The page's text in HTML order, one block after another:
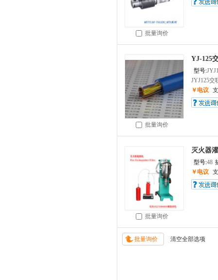
批量询价
批量询价
YJ-125
型号:
JYJ125交
￥电议
批量询价
灭火器
型号:48
￥电议